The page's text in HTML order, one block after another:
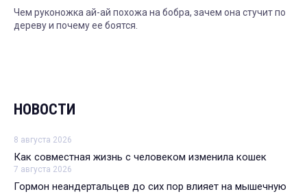
Чем руконожка ай-ай похожа на бобра, зачем она стучит по
дереву и почему ее боятся.
НОВОСТИ
8 августа 2026
Как совместная жизнь с человеком изменила кошек
7 августа 2026
Гормон неандертальцев до сих пор влияет на мышечную